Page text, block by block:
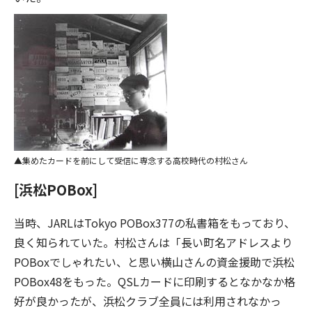
集めたカードを前にして受信に専念する高校時代の村松さん
[浜松POBox]
当時、JARLはTokyo POBox377の私書箱をもっており、
良く知られていた。村松さんは「長い町名アドレスより
POBoxでしゃれたい、と思い横山さんの資金援助で浜松
POBox48をもった。QSLカードに印刷するとなかなか格
好が良かったが、浜松クラブ全員には利用されなかっ